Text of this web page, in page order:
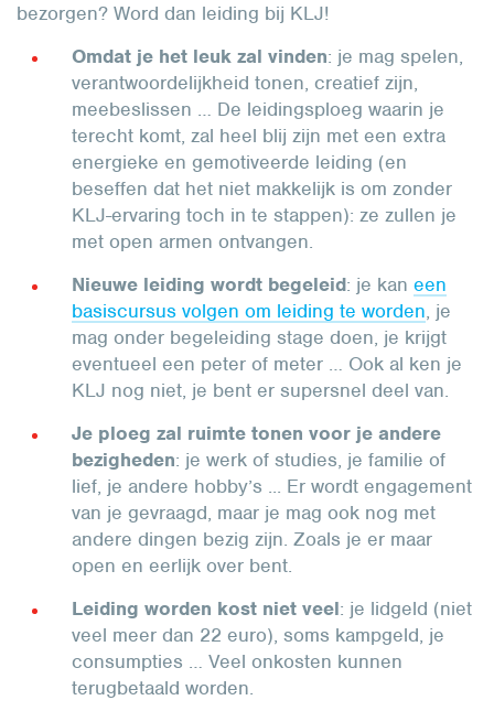
bezorgen? Word dan leiding bij KLJ!
Omdat je het leuk zal vinden: je mag spelen,
verantwoordelijkheid tonen, creatief zijn,
meebeslissen … De leidingsploeg waarin je
terecht komt, zal heel blij zijn met een extra
energieke en gemotiveerde leiding (en
beseffen dat het niet makkelijk is om zonder
KLJ-ervaring toch in te stappen): ze zullen je
met open armen ontvangen.
Nieuwe leiding wordt begeleid: je kan een
basiscursus volgen om leiding te worden, je
mag onder begeleiding stage doen, je krijgt
eventueel een peter of meter … Ook al ken je
KLJ nog niet, je bent er supersnel deel van.
Je ploeg zal ruimte tonen voor je andere
bezigheden: je werk of studies, je familie of
lief, je andere hobby’s ... Er wordt engagement
van je gevraagd, maar je mag ook nog met
andere dingen bezig zijn. Zoals je er maar
open en eerlijk over bent.
Leiding worden kost niet veel: je lidgeld (niet
veel meer dan 22 euro), soms kampgeld, je
consumpties … Veel onkosten kunnen
terugbetaald worden.